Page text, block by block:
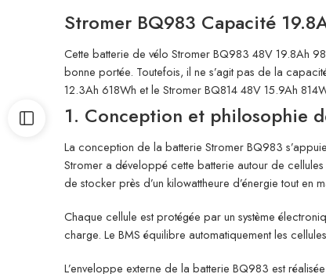
Stromer BQ983 Capacité
Cette batterie de vélo Stromer BQ983 48V 19.8Ah
bonne portée. Toutefois, il ne s’agit pas de la
12.3Ah 618Wh et le Stromer BQ814 48V 15.9Ah
1. Conception et philosophie
La conception de la batterie Stromer BQ983
Stromer a développé cette batterie autour de
de stocker près d’un kilowattheure d’énergie tout en
Chaque cellule est protégée par un système
charge. Le BMS équilibre automatiquement les
L’enveloppe externe de la batterie BQ983 est